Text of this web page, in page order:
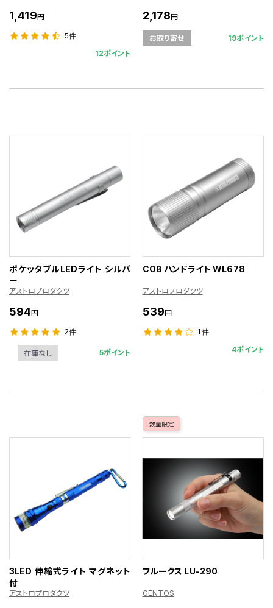
1,419円
5件
12ポイント
2,178円
お取り寄せ 19ポイント
ポケッタブルLEDライト シルバ
ー
アストロプロダクツ
594円
2件
在庫なし 5ポイント
COB ハンドライト WL678
アストロプロダクツ
539円
1件
4ポイント
3LED 伸縮式ライト マグネット
付
アストロプロダクツ
数量限定
フルークス LU-290
GENTOS